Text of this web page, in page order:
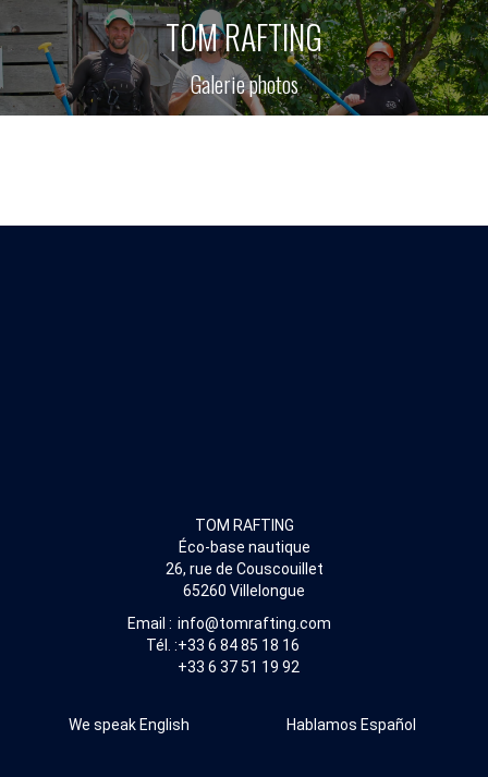
TOM RAFTING
Galerie photos
TOM RAFTING
Éco-base nautique
26, rue de Couscouillet
65260 Villelongue
Email : info@tomrafting.com
Tél. :+33 6 84 85 18 16
+33 6 37 51 19 92
We speak English Hablamos Español